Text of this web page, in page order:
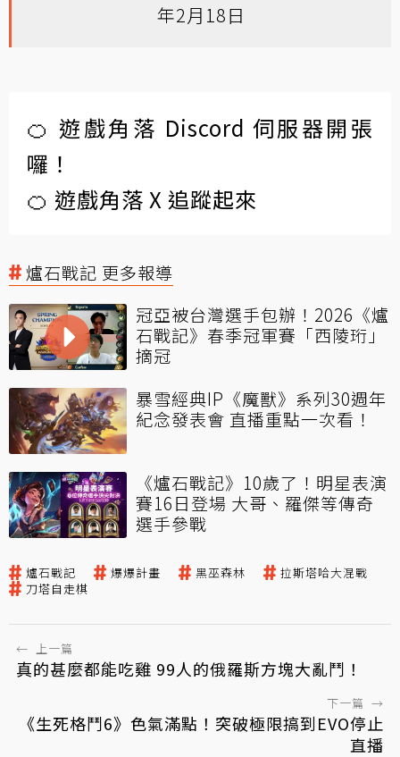
年2月18日
🍊 遊戲角落 Discord 伺服器開張
囉！
🍊 遊戲角落 X 追蹤起來
爐石戰記 更多報導
冠亞被台灣選手包辦！2026《爐
石戰記》春季冠軍賽「西陵珩」
摘冠
暴雪經典IP《魔獸》系列30週年
紀念發表會 直播重點一次看！
《爐石戰記》10歲了！明星表演
賽16日登場 大哥、羅傑等傳奇
選手參戰
爐石戰記 爆爆計畫 黑巫森林
拉斯塔哈大混戰
刀塔自走棋
← 上一篇
真的甚麼都能吃雞 99人的俄羅斯方塊大亂鬥！
下一篇 →
《生死格鬥6》色氣滿點！突破極限搞到EVO停止
直播